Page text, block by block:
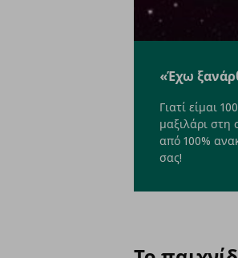
«Έχω
Γιατί είμαι
μαξιλάρι στη
από 100%
σας!